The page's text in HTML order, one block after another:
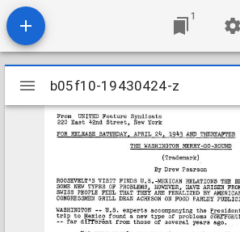
1
Mirador
viewer
b05f10-19430424-z
b05f10-19430424-z